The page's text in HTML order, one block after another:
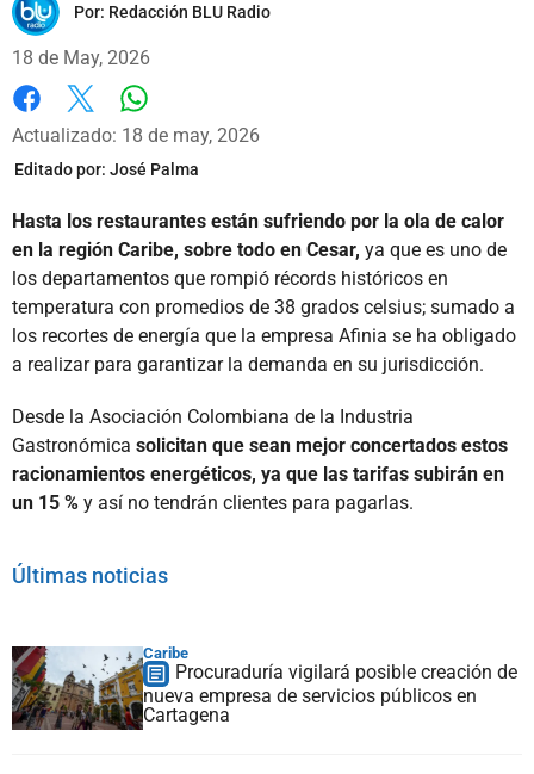
Por: Redacción BLU Radio
18 de May, 2026
Facebook
X
Actualizado: 18 de may, 2026
Editado por: José Palma
Hasta los restaurantes están sufriendo por la ola de calor
en la región Caribe, sobre todo en Cesar, ya que es uno de
los departamentos que rompió récords históricos en
temperatura con promedios de 38 grados celsius; sumado a
los recortes de energía que la empresa Afinia se ha obligado
a realizar para garantizar la demanda en su jurisdicción.
Desde la Asociación Colombiana de la Industria
Gastronómica solicitan que sean mejor concertados estos
racionamientos energéticos, ya que las tarifas subirán en
un 15 % y así no tendrán clientes para pagarlas.
Últimas noticias
Caribe
Procuraduría vigilará posible creación de
nueva empresa de servicios públicos en
Cartagena